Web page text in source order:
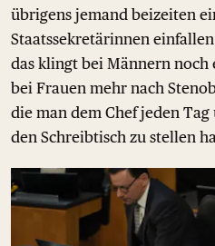
übrigens jemand beizeiten
Staatssekretärinnen
das klingt bei Männern
bei Frauen mehr nach
die man dem Chef jeden
den Schreibtisch zu stellen